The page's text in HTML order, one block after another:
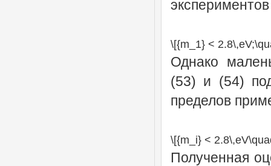
\[{m_1} <
Однако
(53) и (54)
пределов
\[{m_i} <
Полученная